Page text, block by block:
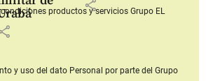
share
share
productos y serviciosGrupo EL
y uso del dato Personal por parte del Grupo